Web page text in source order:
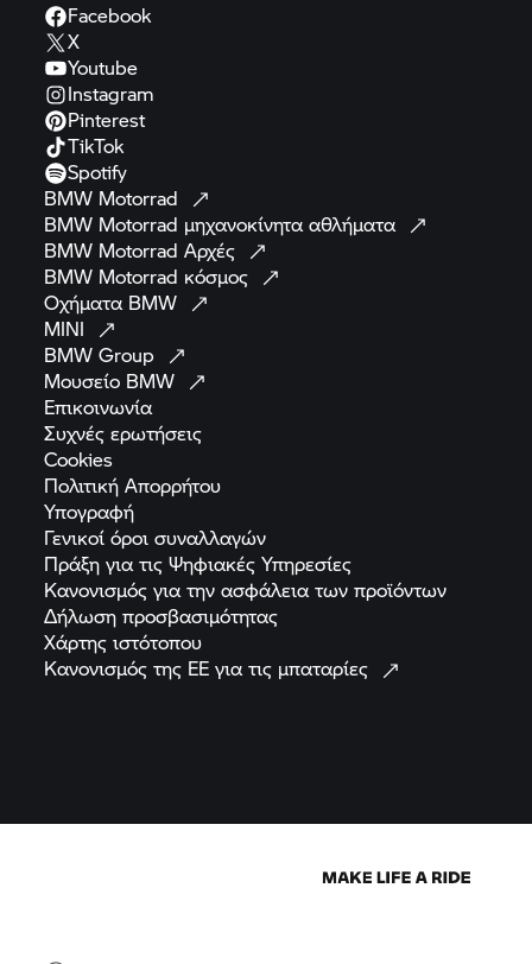
Facebook
X
Youtube
Instagram
Pinterest
TikTok
Spotify
BMW Motorrad
BMW Motorrad μηχανοκίνητααθλήματα
BMW Motorrad Αρχές
BMW Motorrad κόσμος
Οχήματα BMW
MINI
BMWGroup
Μουσείο BMW
Επικοινωνία
Συχνέςερωτήσεις
Cookies
ΠολιτικήΑπορρήτου
Υπογραφή
Γενικοί όροισυναλλαγών
Πράξη για τις ΨηφιακέςΥπηρεσίες
Κανονισμός για την ασφάλεια τωνπροϊόντων
Δήλωσηπροσβασιμότητας
Χάρτηςιστότοπου
Κανονισμός της ΕΕ για τις μπαταρίες